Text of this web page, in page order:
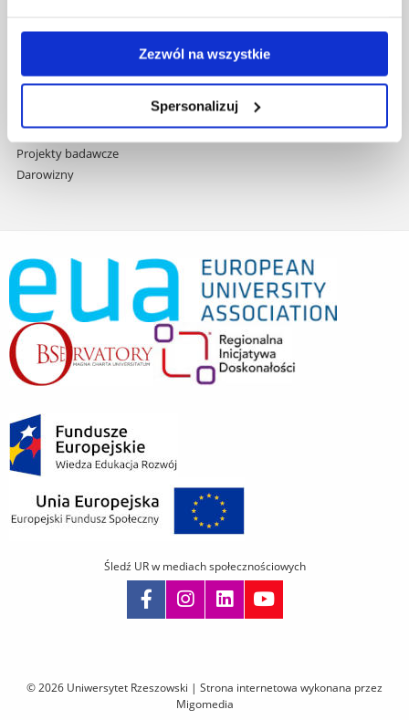
Zezwól na wszystkie
Spersonalizuj
Projekty realizowane z KPO
Dane kontaktowe
Deklaracja dostępności cyfrowej
Rachunek bankowy UR
Projekty badawcze
Darowizny
© 2026 Uniwersytet Rzeszowski | Strona internetowa wykonana przez
Migomedia
Śledź UR w mediach społecznościowych
i
przejdź